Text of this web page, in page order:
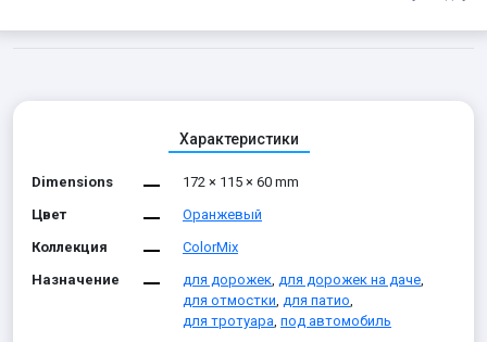
Характеристики
Dimensions
172 × 115 × 60 mm
Цвет
Оранжевый
Коллекция
ColorMix
Назначение
для дорожек, для дорожек на даче,
для отмостки, для патио,
для тротуара, под автомобиль